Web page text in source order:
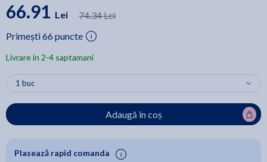
66.91 Lei
74.34 Lei
Primești 66 puncte
Livrare in 2-4 saptamani
Adaugă în coș
Plasează rapid comanda